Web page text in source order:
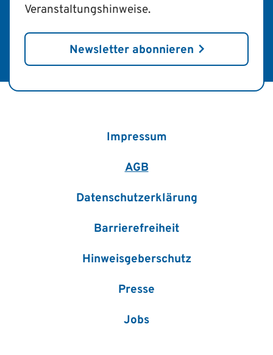
Veranstaltungshinweise.
Newsletter abonnieren
Impressum
AGB
Datenschutzerklärung
Barrierefreiheit
Hinweisgeberschutz
Presse
Jobs